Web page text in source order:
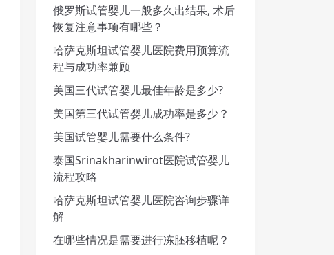
俄罗斯试管婴儿一般多久出结果, 术后
恢复注意事项有哪些？
哈萨克斯坦试管婴儿医院费用预算流
程与成功率兼顾
美国三代试管婴儿最佳年龄是多少?
美国第三代试管婴儿成功率是多少？
美国试管婴儿需要什么条件?
泰国Srinakharinwirot医院试管婴儿
流程攻略
哈萨克斯坦试管婴儿医院咨询步骤详
解
在哪些情况是需要进行冻胚移植呢？